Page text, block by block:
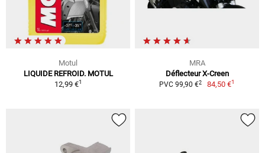
Motul
LIQUIDE REFROID. MOTUL
12,99 €1
MRA
Déflecteur X-Creen
PVC 99,90 €2 84,50 €1